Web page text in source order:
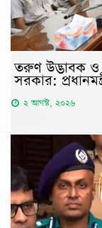
তরুণ উদ্ভাবক ও
সরকার:
২ আগস্ট, ২০২৬